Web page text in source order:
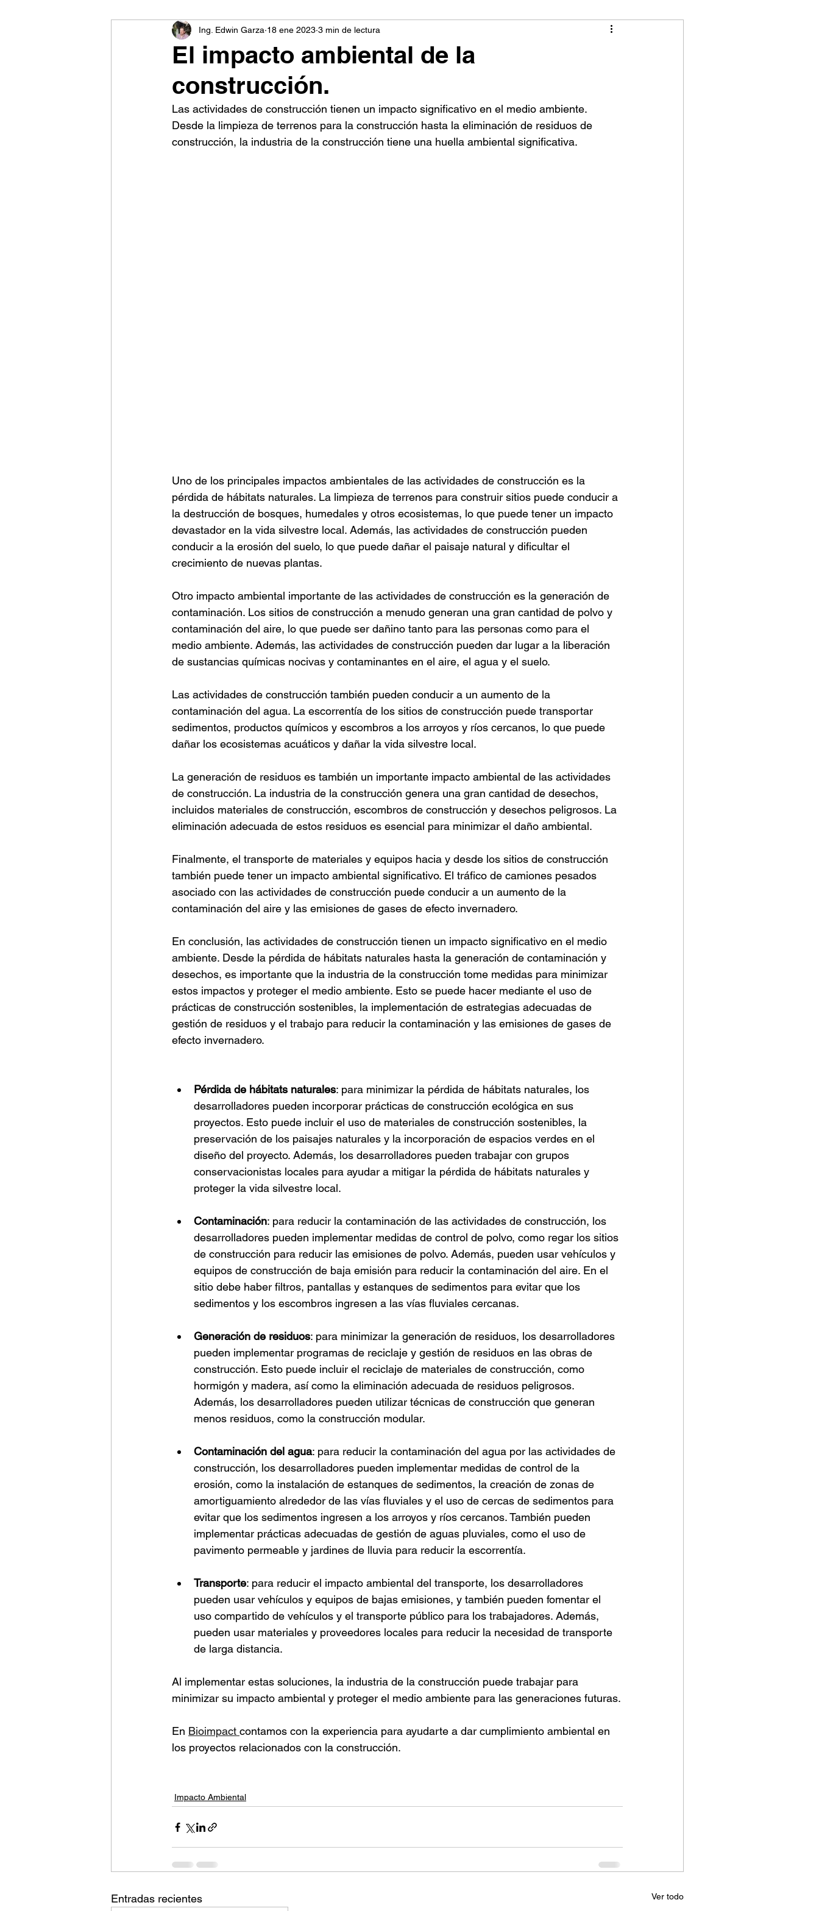
El impacto ambiental de la
construcción.
Ing. Edwin Garza 18 ene 2023 3 min de lectura
Las actividades de construcción tienen un impacto significativo en el medio ambiente.
Desde la limpieza de terrenos para la construcción hasta la eliminación de residuos de
construcción, la industria de la construcción tiene una huella ambiental significativa.
Uno de los principales impactos ambientales de las actividades de construcción es la
pérdida de hábitats naturales. La limpieza de terrenos para construir sitios puede conducir a
la destrucción de bosques, humedales y otros ecosistemas, lo que puede tener un impacto
devastador en la vida silvestre local. Además, las actividades de construcción pueden
conducir a la erosión del suelo, lo que puede dañar el paisaje natural y dificultar el
crecimiento de nuevas plantas.
Otro impacto ambiental importante de las actividades de construcción es la generación de
contaminación. Los sitios de construcción a menudo generan una gran cantidad de polvo y
contaminación del aire, lo que puede ser dañino tanto para las personas como para el
medio ambiente. Además, las actividades de construcción pueden dar lugar a la liberación
de sustancias químicas nocivas y contaminantes en el aire, el agua y el suelo.
Las actividades de construcción también pueden conducir a un aumento de la
contaminación del agua. La escorrentía de los sitios de construcción puede transportar
sedimentos, productos químicos y escombros a los arroyos y ríos cercanos, lo que puede
dañar los ecosistemas acuáticos y dañar la vida silvestre local.
La generación de residuos es también un importante impacto ambiental de las actividades
de construcción. La industria de la construcción genera una gran cantidad de desechos,
incluidos materiales de construcción, escombros de construcción y desechos peligrosos. La
eliminación adecuada de estos residuos es esencial para minimizar el daño ambiental.
Finalmente, el transporte de materiales y equipos hacia y desde los sitios de construcción
también puede tener un impacto ambiental significativo. El tráfico de camiones pesados ​​
asociado con las actividades de construcción puede conducir a un aumento de la
contaminación del aire y las emisiones de gases de efecto invernadero.
En conclusión, las actividades de construcción tienen un impacto significativo en el medio
ambiente. Desde la pérdida de hábitats naturales hasta la generación de contaminación y
desechos, es importante que la industria de la construcción tome medidas para minimizar
estos impactos y proteger el medio ambiente. Esto se puede hacer mediante el uso de
prácticas de construcción sostenibles, la implementación de estrategias adecuadas de
gestión de residuos y el trabajo para reducir la contaminación y las emisiones de gases de
efecto invernadero.
Pérdida de hábitats naturales: para minimizar la pérdida de hábitats naturales, los
desarrolladores pueden incorporar prácticas de construcción ecológica en sus
proyectos. Esto puede incluir el uso de materiales de construcción sostenibles, la
preservación de los paisajes naturales y la incorporación de espacios verdes en el
diseño del proyecto. Además, los desarrolladores pueden trabajar con grupos
conservacionistas locales para ayudar a mitigar la pérdida de hábitats naturales y
proteger la vida silvestre local.
Contaminación: para reducir la contaminación de las actividades de construcción, los
desarrolladores pueden implementar medidas de control de polvo, como regar los sitios
de construcción para reducir las emisiones de polvo. Además, pueden usar vehículos y
equipos de construcción de baja emisión para reducir la contaminación del aire. En el
sitio debe haber filtros, pantallas y estanques de sedimentos para evitar que los
sedimentos y los escombros ingresen a las vías fluviales cercanas.
Generación de residuos: para minimizar la generación de residuos, los desarrolladores
pueden implementar programas de reciclaje y gestión de residuos en las obras de
construcción. Esto puede incluir el reciclaje de materiales de construcción, como
hormigón y madera, así como la eliminación adecuada de residuos peligrosos.
Además, los desarrolladores pueden utilizar técnicas de construcción que generan
menos residuos, como la construcción modular.
Contaminación del agua: para reducir la contaminación del agua por las actividades de
construcción, los desarrolladores pueden implementar medidas de control de la
erosión, como la instalación de estanques de sedimentos, la creación de zonas de
amortiguamiento alrededor de las vías fluviales y el uso de cercas de sedimentos para
evitar que los sedimentos ingresen a los arroyos y ríos cercanos. También pueden
implementar prácticas adecuadas de gestión de aguas pluviales, como el uso de
pavimento permeable y jardines de lluvia para reducir la escorrentía.
Transporte: para reducir el impacto ambiental del transporte, los desarrolladores
pueden usar vehículos y equipos de bajas emisiones, y también pueden fomentar el
uso compartido de vehículos y el transporte público para los trabajadores. Además,
pueden usar materiales y proveedores locales para reducir la necesidad de transporte
de larga distancia.
Al implementar estas soluciones, la industria de la construcción puede trabajar para
minimizar su impacto ambiental y proteger el medio ambiente para las generaciones futuras.
En Bioimpact contamos con la experiencia para ayudarte a dar cumplimiento ambiental en
los proyectos relacionados con la construcción.
Impacto Ambiental
Entradas recientes Ver todo